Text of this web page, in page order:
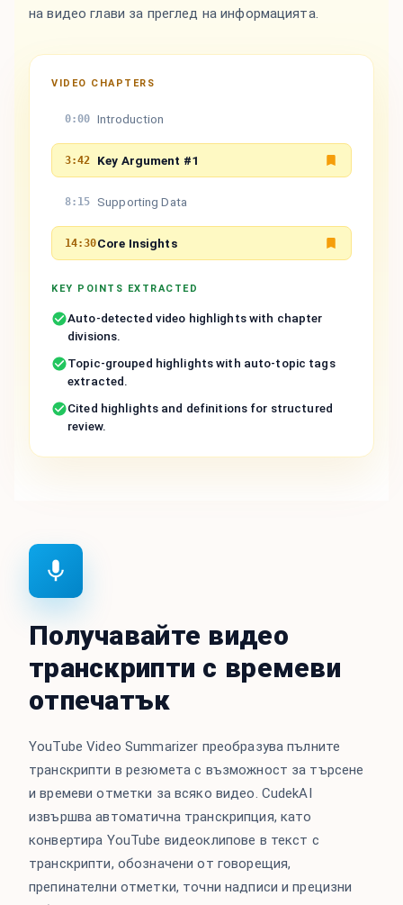
VIDEO CHAPTERS
0:00 Introduction
3:42 Key Argument #1
8:15 Supporting Data
14:30Core Insights
KEY POINTS EXTRACTED
Auto-detected video highlights with chapter
divisions.
Topic-grouped highlights with auto-topic tags
extracted.
Cited highlights and definitions for structured
review.
на видео глави за преглед на информацията.
Получавайте видео
транскрипти с времеви
отпечатък
YouTube Video Summarizer преобразува пълните
транскрипти в резюмета с възможност за търсене
и времеви отметки за всяко видео. CudekAI
извършва автоматична транскрипция, като
конвертира YouTube видеоклипове в текст с
транскрипти, обозначени от говорещия,
препинателни отметки, точни надписи и прецизни